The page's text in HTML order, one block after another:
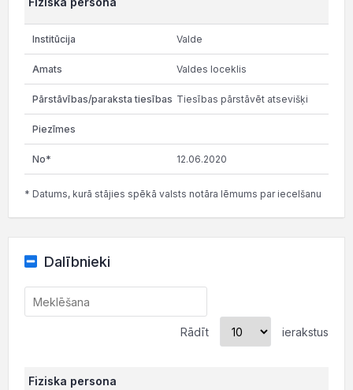
Valde
Valdes loceklis
Tiesības pārstāvēt atsevišķi
12.06.2020
* Datums, kurā stājies spēkā valsts notāra lēmums par iecelšanu
Dalībnieki
Rādīt ierakstus
Fiziska persona